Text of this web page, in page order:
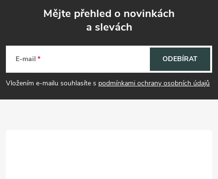
p
a
Mějte přehled o novinkách
a slevách
E-mail
Vložením e-mailu souhlasíte s podmínkami ochrany osobních údajů
ODEBÍRAT